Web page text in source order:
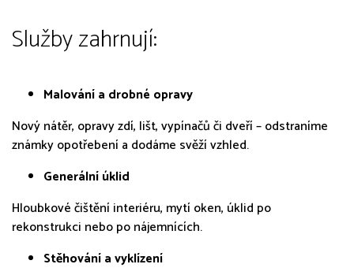
Služby zahrnují:
Malování a drobné opravy
Nový nátěr, opravy zdí, lišt, vypínačů či dveří – odstraníme
známky opotřebení a dodáme svěží vzhled.
Generální úklid
Hloubkové čištění interiéru, mytí oken, úklid po
rekonstrukci nebo po nájemnících.
Stěhování a vyklízení